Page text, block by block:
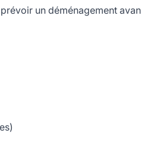
un déménagement